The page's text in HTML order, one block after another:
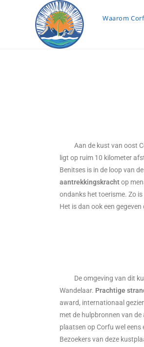
Waarom
Aan de kust van oost
ligt op ruim 10 kilometer
Benitses is in de loop van
aantrekkingskrachtop
ondanks het toerisme. Zo
Het is dan ook een
De omgeving van dit
Wandelaar. Prachtige
award, internationaal
met de hulpbronnen van
plaatsen op Corfu wel eens
Bezoekers van deze